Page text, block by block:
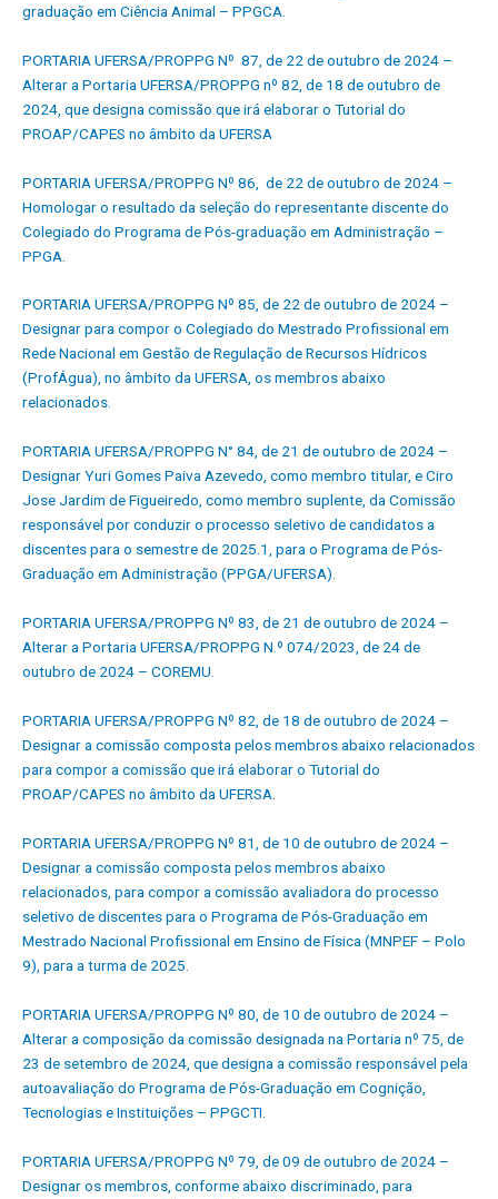
graduação em Ciência Animal – PPGCA.
PORTARIA UFERSA/PROPPG Nº 87, de 22 de outubro de 2024 –
Alterar a Portaria UFERSA/PROPPG nº 82, de 18 de outubro de
2024, que designa comissão que irá elaborar o Tutorial do
PROAP/CAPES no âmbito da UFERSA
PORTARIA UFERSA/PROPPG Nº 86, de 22 de outubro de 2024 –
Homologar o resultado da seleção do representante discente do
Colegiado do Programa de Pós-graduação em Administração –
PPGA.
PORTARIA UFERSA/PROPPG Nº 85, de 22 de outubro de 2024 –
Designar para compor o Colegiado do Mestrado Profissional em
Rede Nacional em Gestão de Regulação de Recursos Hídricos
(ProfÁgua), no âmbito da UFERSA, os membros abaixo
relacionados.
PORTARIA UFERSA/PROPPG N° 84, de 21 de outubro de 2024 –
Designar Yuri Gomes Paiva Azevedo, como membro titular, e Ciro
Jose Jardim de Figueiredo, como membro suplente, da Comissão
responsável por conduzir o processo seletivo de candidatos a
discentes para o semestre de 2025.1, para o Programa de Pós-
Graduação em Administração (PPGA/UFERSA).
PORTARIA UFERSA/PROPPG Nº 83, de 21 de outubro de 2024 –
Alterar a Portaria UFERSA/PROPPG N.º 074/2023, de 24 de
outubro de 2024 – COREMU.
PORTARIA UFERSA/PROPPG Nº 82, de 18 de outubro de 2024 –
Designar a comissão composta pelos membros abaixo relacionados
para compor a comissão que irá elaborar o Tutorial do
PROAP/CAPES no âmbito da UFERSA
PORTARIA UFERSA/PROPPG Nº 81, de 10 de outubro de 2024 –
Designar a comissão composta pelos membros abaixo
relacionados, para compor a comissão avaliadora do processo
seletivo de discentes para o Programa de Pós-Graduação em
Mestrado Nacional Profissional em Ensino de Física (MNPEF – Polo
9), para a turma de 2025.
PORTARIA UFERSA/PROPPG Nº 80, de 10 de outubro de 2024 –
Alterar a composição da comissão designada na Portaria nº 75, de
23 de setembro de 2024, que designa a comissão responsável pela
autoavaliação do Programa de Pós-Graduação em Cognição,
Tecnologias e Instituições – PPGCTI.
PORTARIA UFERSA/PROPPG Nº 79, de 09 de outubro de 2024 –
Designar os membros, conforme abaixo discriminado, para